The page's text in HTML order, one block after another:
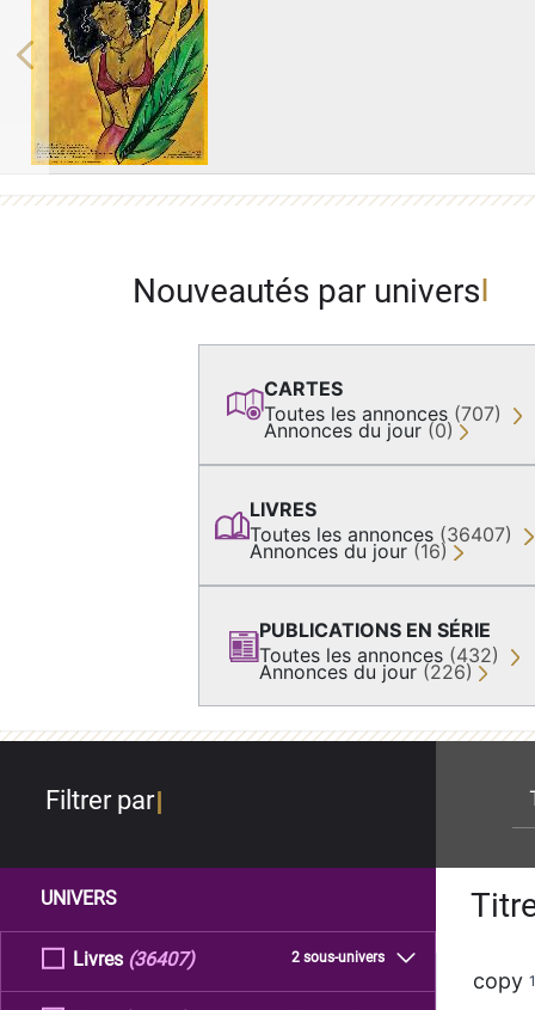
Previous
Nouveautés par univers
CARTES
Toutes les annonces (707)
Annonces du jour (0)
LIVRES
Toutes les annonces (36407)
Annonces du jour (16)
PUBLICATIONS EN SÉRIE
Toutes les annonces (432)
Annonces du jour (226)
Filtrer par
UNIVERS
Livres 2 sous-univers
(36407)
copy